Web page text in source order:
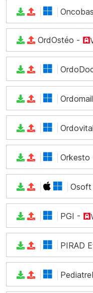
OrdOstéo -
Ordomail
Orkesto
Osoft
PGI -
PIRAD